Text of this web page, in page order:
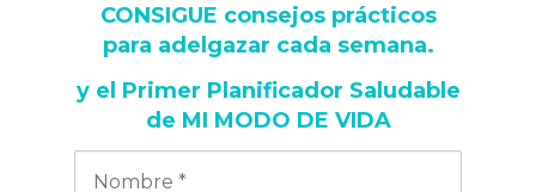
CONSIGUE consejos prácticos
para adelgazar cada semana.
y el Primer Planificador Saludable
de MI MODO DE VIDA